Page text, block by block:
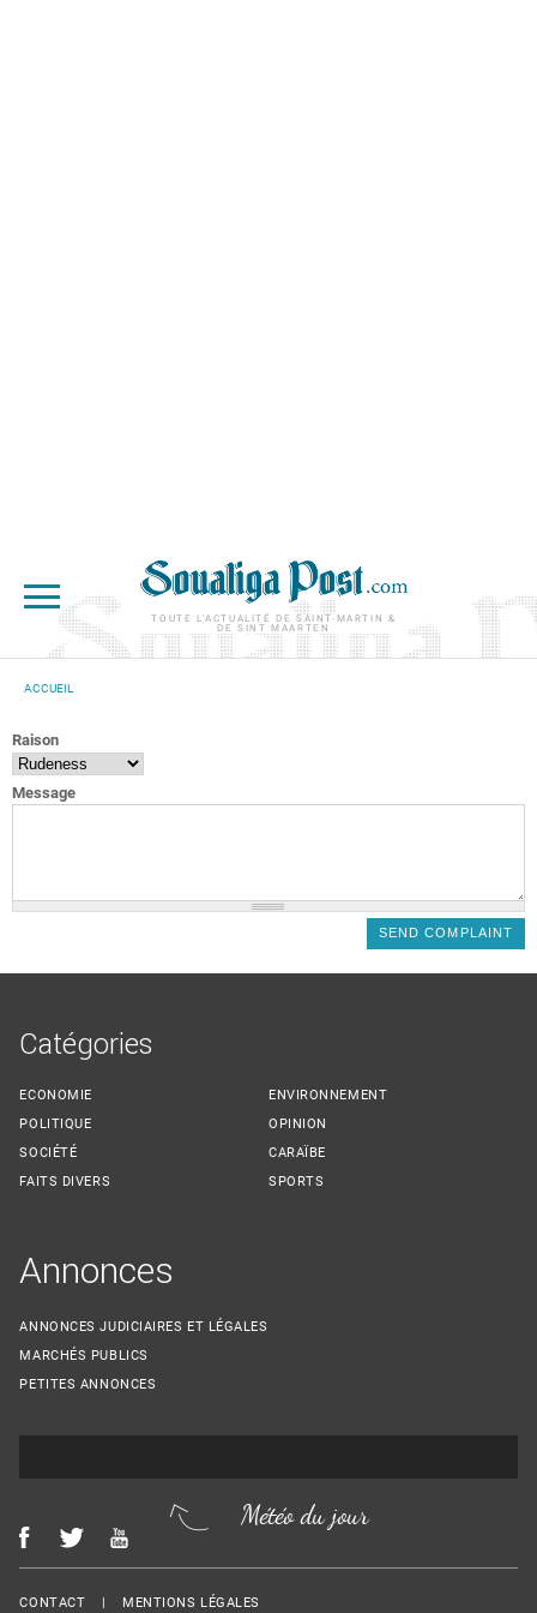
TOUTE L'ACTUALITÉ DE SAINT-MARTIN &
DE SINT MAARTEN
ACCUEIL
Raison
Message
Catégories
ECONOMIE
POLITIQUE
SOCIÉTÉ
FAITS DIVERS
ENVIRONNEMENT
OPINION
CARAÏBE
SPORTS
Annonces
ANNONCES JUDICIAIRES ET LÉGALES
MARCHÉS PUBLICS
PETITES ANNONCES
Météo du jour
Menu Footer
CONTACT MENTIONS LÉGALES